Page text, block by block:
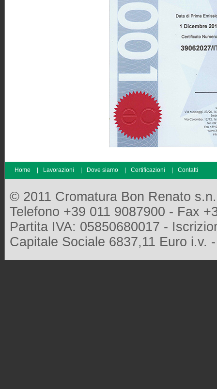
Home Lavorazioni Dove siamo Certificazioni Contatti
© 2011 Cromatura Bon Renato
Telefono +39 011 9087900 - Fax
Partita IVA: 05850680017 -
Capitale Sociale 6837,11 Euro i.v.